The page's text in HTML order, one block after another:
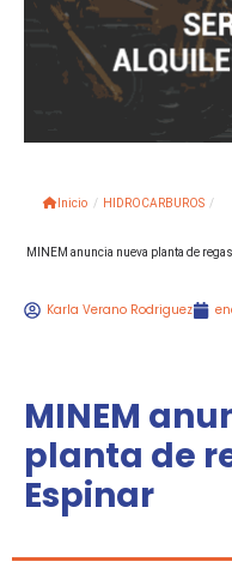
Inicio / HIDROCARBUROS /
MINEM anuncia nueva planta de
Karla Verano Rodriguez
MINEM
planta de
Espinar